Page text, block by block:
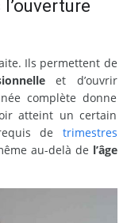
Ils permettent de
et d’ouvrir
complète donne
atteint un certain
de trimestres
au-delà de l’âge